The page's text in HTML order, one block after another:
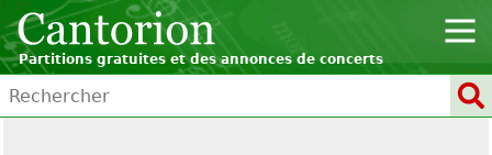
Partitions gratuites et des annonces de concerts